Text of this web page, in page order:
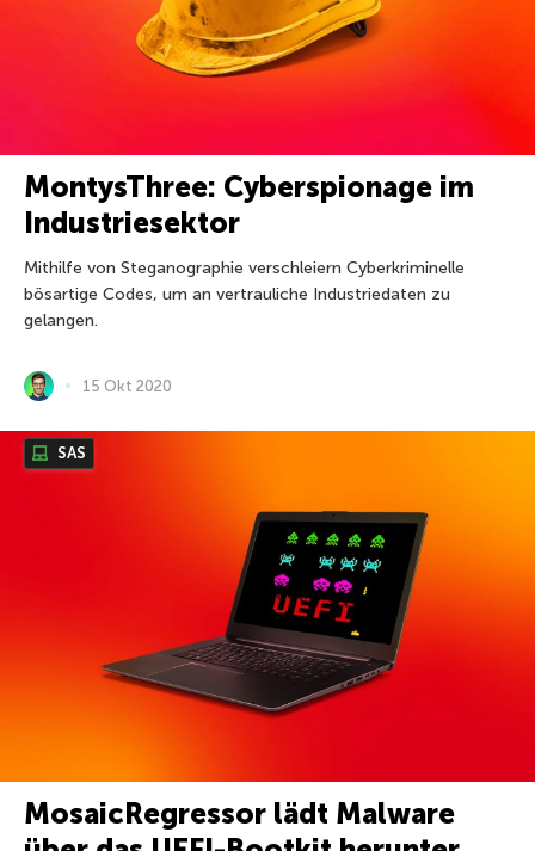
MontysThree: Cyberspionage im
Industriesektor
Mithilfe von Steganographie verschleiern Cyberkriminelle
bösartige Codes, um an vertrauliche Industriedaten zu
gelangen.
15 Okt 2020
SAS
MosaicRegressor lädt Malware